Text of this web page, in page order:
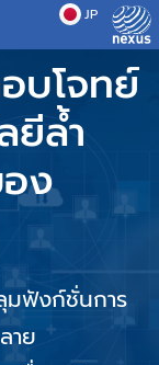
JP
EN
รกิจ
ารทำงานให้
งทุกส่วน
น ลดข้อผิด
ละทำกำไร
ผ่านได้ทุก
รได้
ลต
ตธุรกิจที่
ะเภท
บโจทย์
ยีล้ำ
ง
มฟังก์ชั่นการ
าย
รกิจ
ารทำงานให้
งทุกส่วน
น ลดข้อผิด
และทำกำไร
ผ่านได้ทุก
รได้
ลต
ตธุรกิจที่
ะเภท
บโจทย์
ยีล้ำ
ง
มฟังก์ชั่นการ
าย
รกิจ
ารทำงานให้
งทุกส่วน
น ลดข้อผิด
และทำกำไร
ผ่านได้ทุก